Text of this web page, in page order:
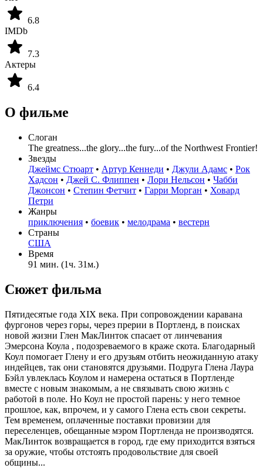
6.8
IMDb
7.3
Актеры
6.4
О фильме
Слоган
The greatness...the glory...the fury...of the Northwest Frontier!
Звезды
Джеймс Стюарт • Артур Кеннеди • Джули Адамс • Рок
Хадсон • Джей С. Флиппен • Лори Нельсон • Чабби
Джонсон • Степин Фетчит • Гарри Морган • Ховард
Петри
Жанры
приключения • боевик • мелодрама • вестерн
Страны
США
Время
91 мин. (1ч. 31м.)
Сюжет фильма
Пятидесятые года XIX века. При сопровождении каравана
фургонов через горы, через прерии в Портленд, в поисках
новой жизни Глен МакЛинток спасает от линчевания
Эмерсона Коула , подозреваемого в краже скота. Благодарный
Коул помогает Глену и его друзьям отбить неожиданную атаку
индейцев, так они становятся друзьями. Подруга Глена Лаура
Бэйл увлеклась Коулом и намерена остаться в Портленде
вместе с новым знакомым, а не связывать свою жизнь с
работой в поле. Но Коул не простой парень: у него темное
прошлое, как, впрочем, и у самого Глена есть свои секреты.
Тем временем, оплаченные поставки провизии для
переселенцев, обещанные мэром Портленда не производятся.
МакЛинток возвращается в город, где ему приходится взяться
за оружие, чтобы отстоять продовольствие для своей
общины...